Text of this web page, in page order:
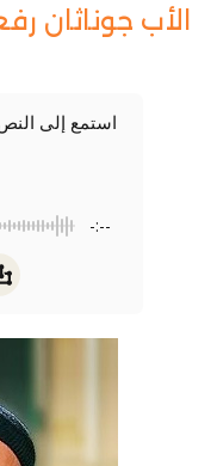
الأب جوناثان
استمع إلى
-:--